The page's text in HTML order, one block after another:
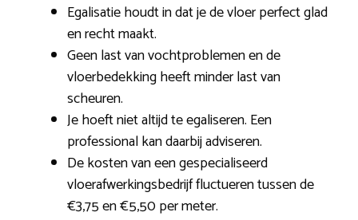
Egalisatie houdt in dat je de vloer perfect glad
en recht maakt.
Geen last van vochtproblemen en de
vloerbedekking heeft minder last van
scheuren.
Je hoeft niet altijd te egaliseren. Een
professional kan daarbij adviseren.
De kosten van een gespecialiseerd
vloerafwerkingsbedrijf fluctueren tussen de
€3,75 en €5,50 per meter.